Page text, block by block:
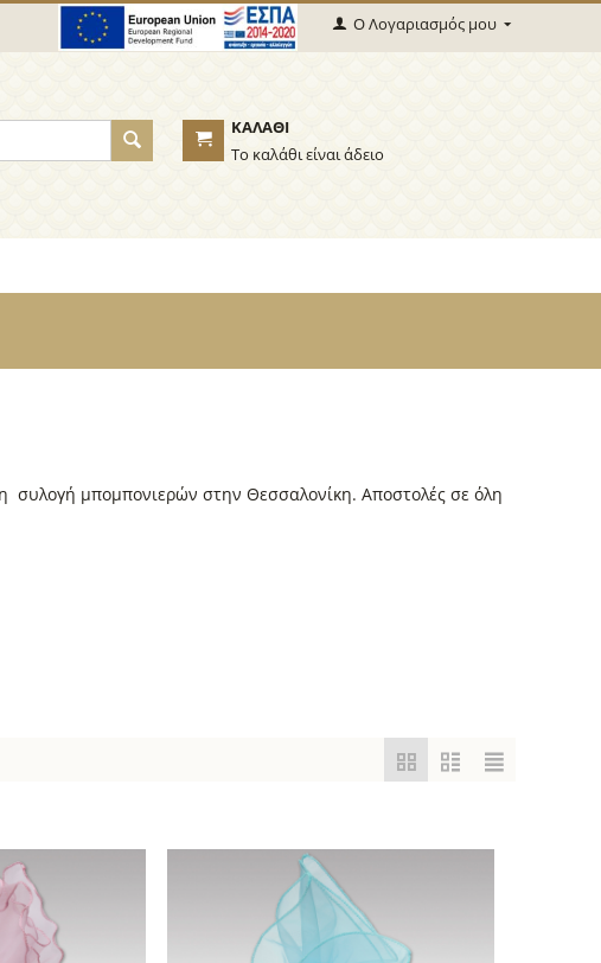
Ο Λογαριασμός μου
ΚΑΛΆΘΙ
Το καλάθι είναι άδειο
συλογή μπομπονιερών στην Θεσσαλονίκη. Αποστολές σε όλη